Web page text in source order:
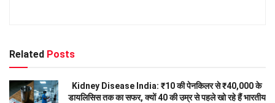
Related Posts
Kidney Disease India: ₹10 की पेनकिलर से ₹40,000 के
डायलिसिस तक का सफर, क्यों 40 की उम्र से पहले खो रहे हैं भारतीय